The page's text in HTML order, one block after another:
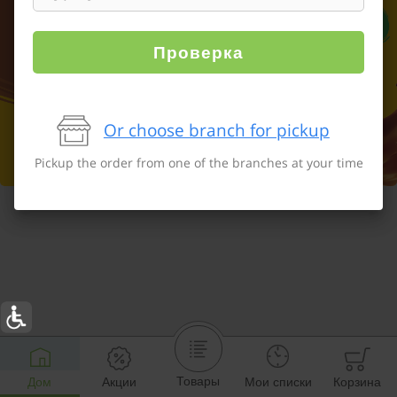
Дом Акции Товары Мои списки Корзина
Проверка
Or choose branch for pickup
Pickup the order from one of the branches at your time